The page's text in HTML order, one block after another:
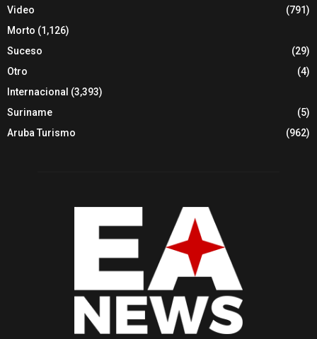
Video
(791)
Morto (1,126)
Suceso
(29)
Otro
(4)
Internacional (3,393)
Suriname
(5)
Aruba Turismo
(962)